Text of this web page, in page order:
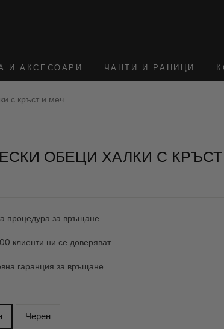
И АКСЕСОАРИ ЧАНТИ И РАНИЦИ
с кръст и меч
ОБЕЦИ ХАЛКИ С
процедура за връщане
клиенти ни се доверяват
гаранция за връщане
Черен